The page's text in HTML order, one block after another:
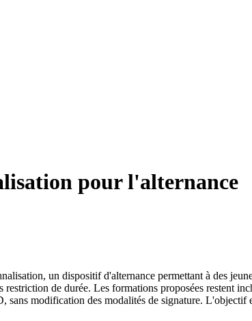
pour l'alternance
un dispositif d'alternance permettant à des
de durée. Les formations proposées restent
modification des modalités de signature.